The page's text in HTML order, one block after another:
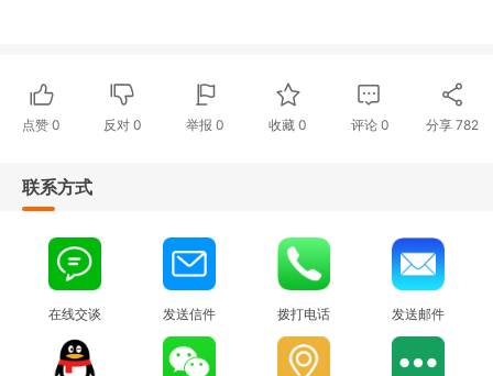
点赞 0 反对0 举报 0 收藏 0 评论 0 分享 782
联系方式
在线交谈 发送信件 拨打电话 发送邮件